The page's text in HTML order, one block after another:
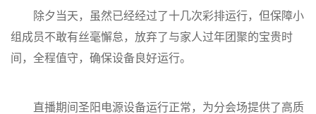
除夕当天，虽然已经经过了十几次彩排运行，但保障小
组成员不敢有丝毫懈怠，放弃了与家人过年团聚的宝贵时
间，全程值守，确保设备良好运行。
直播期间圣阳电源设备运行正常，为分会场提供了高质